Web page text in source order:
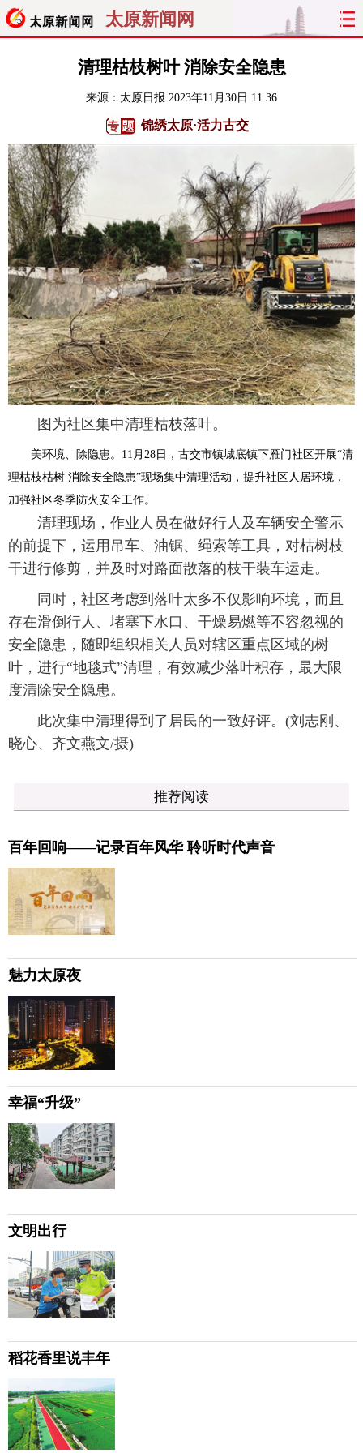
太原新闻网
聚焦 太原
关注 文明
纵横 曝光 综合 专题
旅游 政务
看天下 晋月读 最太原 网罗民生
太原日报 太原晚报 热评 社区
清理枯枝树叶 消除安全隐患
来源： 太原日报 2023年11月30日 11:36
锦绣太原·活力古交
图为社区集中清理枯枝落叶。
美环境、除隐患。11月28日，古交市镇城底镇下雁门社区开展“清
理枯枝枯树 消除安全隐患”现场集中清理活动，提升社区人居环境，
加强社区冬季防火安全工作。
清理现场，作业人员在做好行人及车辆安全警示
的前提下，运用吊车、油锯、绳索等工具，对枯树枝
干进行修剪，并及时对路面散落的枝干装车运走。
同时，社区考虑到落叶太多不仅影响环境，而且
存在滑倒行人、堵塞下水口、干燥易燃等不容忽视的
安全隐患，随即组织相关人员对辖区重点区域的树
叶，进行“地毯式”清理，有效减少落叶积存，最大限
度清除安全隐患。
此次集中清理得到了居民的一致好评。(刘志刚、
晓心、齐文燕文/摄)
推荐阅读
百年回响——记录百年风华 聆听时代声音
魅力太原夜
幸福“升级”
文明出行
稻花香里说丰年